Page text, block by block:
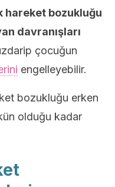
hareket bozukluğu
davranışları
çocuğun
engelleyebilir.
bozukluğu erken
olduğu kadar